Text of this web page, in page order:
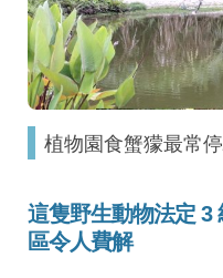
植物園食蟹獴最常
這隻野生動物法定 3
區令人費解